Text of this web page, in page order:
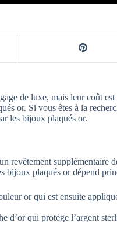
de luxe, mais leur coût
or. Si vous êtes à la
les bijoux plaqués or.
revêtement
plaqués or dépend
or qui est ensuite
d’or qui protège l’argent